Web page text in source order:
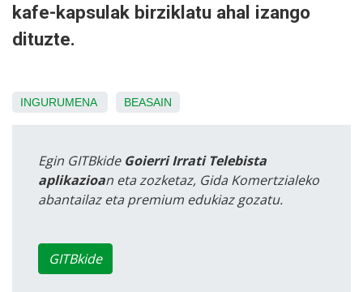
kafe-kapsulak birziklatu ahal izango
dituzte.
INGURUMENA BEASAIN
Egin GITBkide Goierri Irrati Telebista
aplikazioan eta zozketaz, Gida Komertzialeko
abantailaz eta premium edukiaz gozatu.
GITBkide